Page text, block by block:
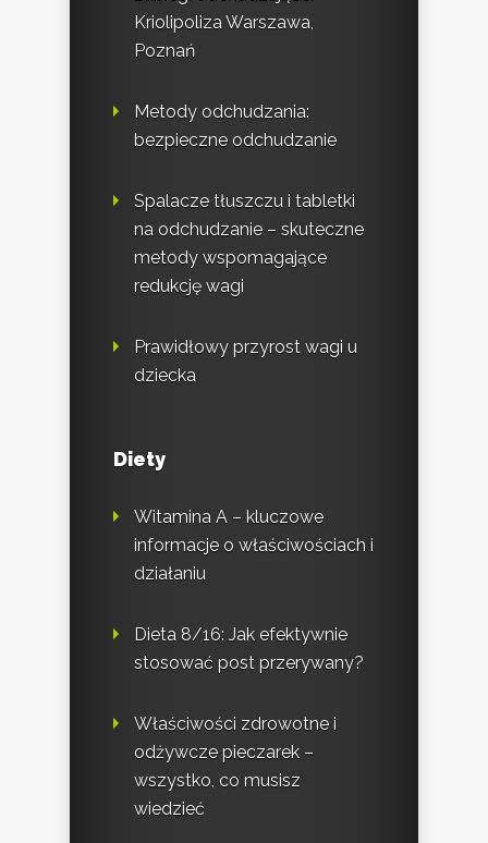
Kriolipoliza Warszawa,
Poznań
Metody odchudzania:
bezpieczne odchudzanie
Spalacze tłuszczu i tabletki
na odchudzanie – skuteczne
metody wspomagające
redukcję wagi
Prawidłowy przyrost wagi u
dziecka
Diety
Witamina A – kluczowe
informacje o właściwościach i
działaniu
Dieta 8/16: Jak efektywnie
stosować post przerywany?
Właściwości zdrowotne i
odżywcze pieczarek –
wszystko, co musisz
wiedzieć